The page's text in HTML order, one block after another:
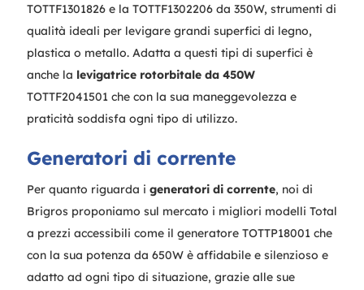
TOTTF1301826 e la TOTTF1302206 da 350W, strumenti di
qualità ideali per levigare grandi superfici di legno,
plastica o metallo. Adatta a questi tipi di superfici è
anche la levigatrice rotorbitale da 450W
TOTTF2041501 che con la sua maneggevolezza e
praticità soddisfa ogni tipo di utilizzo.
Generatori di corrente
Per quanto riguarda i generatori di corrente, noi di
Brigros proponiamo sul mercato i migliori modelli Total
a prezzi accessibili come il generatore TOTTP18001 che
con la sua potenza da 650W è affidabile e silenzioso e
adatto ad ogni tipo di situazione, grazie alle sue